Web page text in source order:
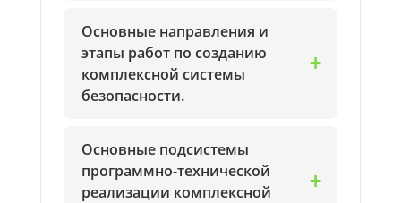
Основные направления и
этапы работ по созданию
комплексной системы
безопасности.
Основные подсистемы
программно-технической
реализации комплексной